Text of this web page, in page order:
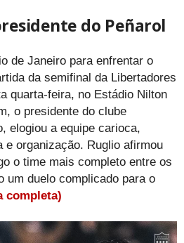
do Peñarol
de Janeiro para enfrentar o
da semifinal da Libertadores
quarta-feira, no Estádio Nilton
o presidente do clube
elogiou a equipe carioca,
e organização. Ruglio afirmou
o time mais completo entre os
um duelo complicado para o
completa)